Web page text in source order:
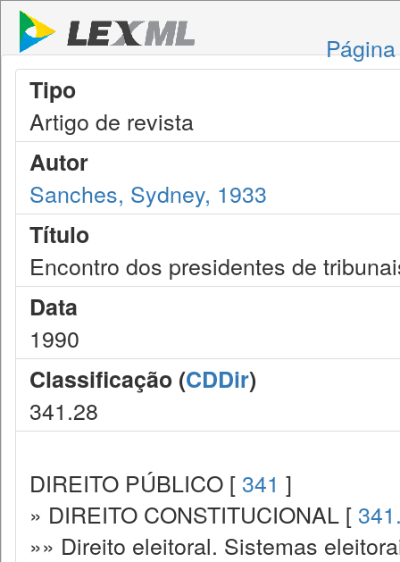
Tipo
Artigo de revista
Autor
Sanches, Sydney, 1933
Título
Encontro dos presidentes de
Data
1990
Classificação (CDDir)
341.28
DIREITO PÚBLICO [ 341 ]
» DIREITO CONSTITUCIONAL [
»» Direito eleitoral. Sistemas